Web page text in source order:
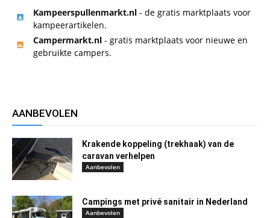
Kampeerspullenmarkt.nl - de gratis marktplaats voor
kampeerartikelen.
Campermarkt.nl - gratis marktplaats voor nieuwe en
gebruikte campers.
AANBEVOLEN
Krakende koppeling (trekhaak) van de
caravan verhelpen
Aanbevolen
Campings met privé sanitair in Nederland
Aanbevolen